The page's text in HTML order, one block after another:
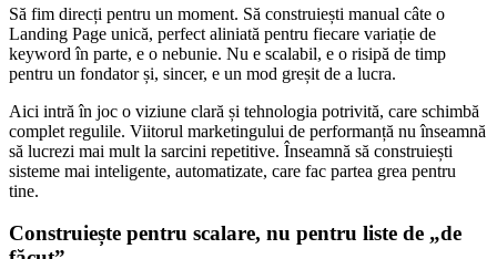
Să fim direcți pentru un moment. Să construiești manual câte o
Landing Page unică, perfect aliniată pentru fiecare variație de
keyword în parte, e o nebunie. Nu e scalabil, e o risipă de timp
pentru un fondator și, sincer, e un mod greșit de a lucra.
Aici intră în joc o viziune clară și tehnologia potrivită, care schimbă
complet regulile. Viitorul marketingului de performanță nu înseamnă
să lucrezi mai mult la sarcini repetitive. Înseamnă să construiești
sisteme mai inteligente, automatizate, care fac partea grea pentru
tine.
Construiește pentru scalare, nu pentru liste de „de